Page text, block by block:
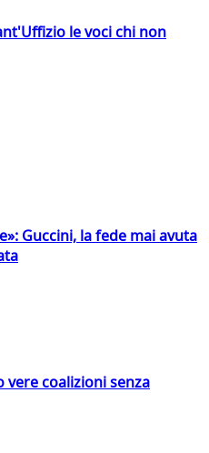
le voci chi non
Guccini, la fede mai avuta
coalizioni senza